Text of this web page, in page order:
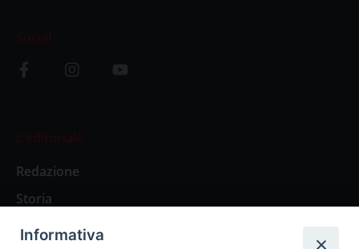
Social
L’editoriale
Redazione
Storia
Informativa